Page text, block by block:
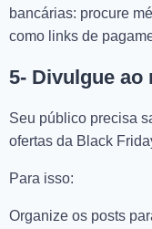
bancárias: procure
como links de
5- Divulgue ao
Seu público precisa
ofertas da Black
Para isso:
Organize os posts